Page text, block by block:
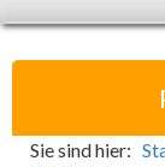
Sie sind hier: